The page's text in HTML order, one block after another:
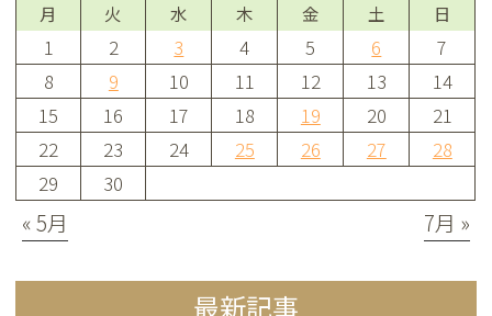
月 火 水 木 金 土 日
1 2 3 4 5 6
7
8
9 10 11 12 13
14
15
16 17 18 19 20
21
22
23 24 25 26 27
28
29
30
« 5月 7月 »
最新記事